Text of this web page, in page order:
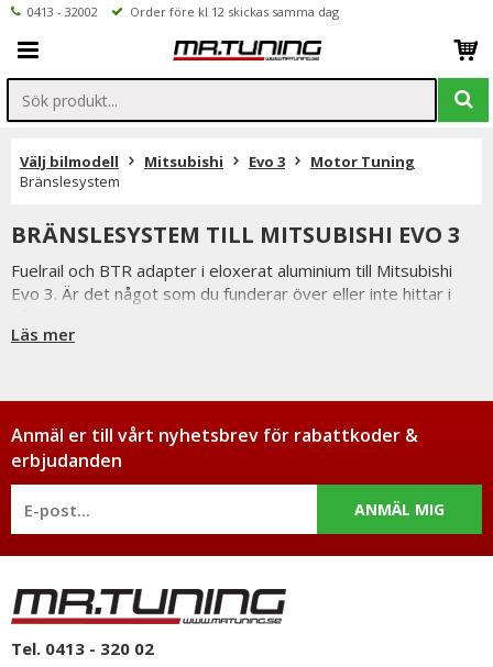
0413 - 32002 Order före kl 12 skickas samma dag
Välj bilmodell Mitsubishi Evo 3
Motor Tuning
Bränslesystem
BRÄNSLESYSTEM TILL MITSUBISHI EVO 3
Fuelrail och BTR adapter i eloxerat aluminium till Mitsubishi
Evo 3. Är det något som du funderar över eller inte hittar i
Läs mer
Anmäl er till vårt nyhetsbrev för rabattkoder &
erbjudanden
ANMÄL MIG
Tel. 0413 - 320 02